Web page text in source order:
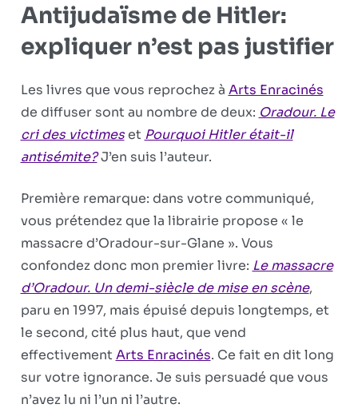
Antijudaïsme de Hitler:
expliquer n’est pas justifier
Les livres que vous reprochez à Arts Enracinés
de diffuser sont au nombre de deux: Oradour. Le
cri des victimeset Pourquoi Hitler était-il
antisémite?J’en suis l’auteur.
Première remarque: dans votre communiqué,
vous prétendez que la librairie propose « le
massacre d’Oradour-sur-Glane ». Vous
confondez donc mon premier livre: Le massacre
d’Ora­dour. Un demi-siècle de mise en scène,
paru en 1997, mais épuisé depuis longtemps, et
le second, cité plus haut, que vend
effectivement Arts Enracinés. Ce fait en dit long
sur votre ignorance. Je suis persuadé que vous
n’avez lu ni l’un ni l’autre.